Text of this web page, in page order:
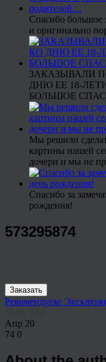
Спасибо большое
и оригинально
ЗАКАЗЫВАЛИ
ДНЮ ЕЕ 18-
БОЛЬШОЕ
Мы решили
картины нашей
дочери и мы не
Спасибо за
рождения!
573295874
Заказать
Рекомендуем:
Апр 20
74 0